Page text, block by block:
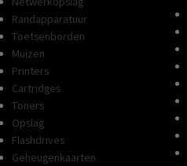
Randapparatuur
Toetsenborden
Muizen
Printers
Cartridges
Toners
Opslag
Flashdrives
Geheugenkaarten